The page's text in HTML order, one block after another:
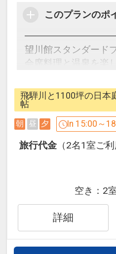
騨牛朴葉味噌焼き会席
10品の和食会席料理
５等級飛騨牛の入っ
案内致します。
朝食は、和定食にな
す。(料亭個室観月、
楽亭その他)
※料理画像はイメー
れ状況により内容が
ます。
（２）大浴場は、
ご入浴頂けます。内
※深夜15分ほど清掃
（３）女性限定色浴
てご用意☆10種類の
お選び下さい♪
このプランのポ
望川館スタンダード
会席料理と温泉を楽
空いている日が一目
望川館一押しのスタ
◆ご夕食は板長厳選
飛騨牛料理を必ず１
・お造里・鍋物・煮
◆朝食は和定食
飛騨川と1100坪の日本
帖
朝 昼 夕 In 15:00～
旅行代金 （2名1室ご
空き： 2
詳細